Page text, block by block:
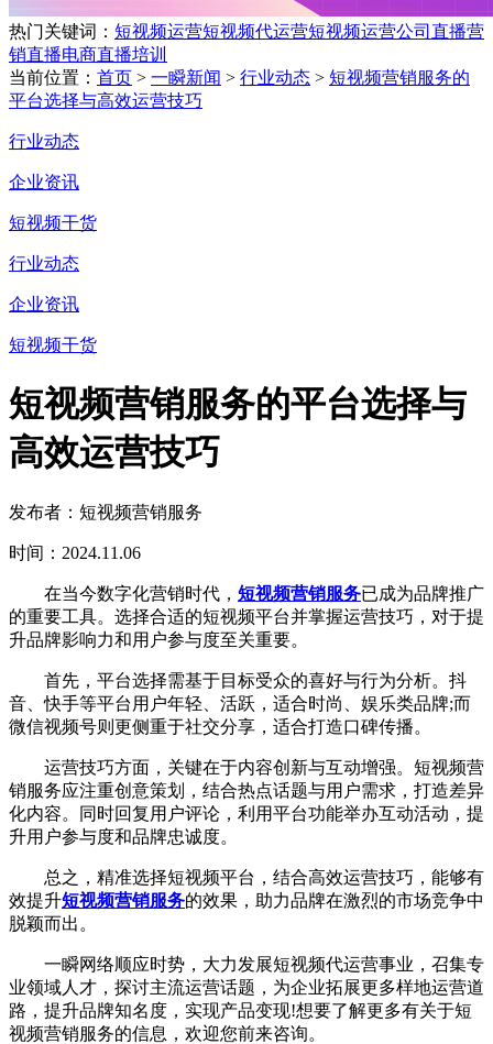
热门关键词： 短视频运营短视频代运营短视频运营公司 直播营
销直播电商直播培训
当前位置： 首页 > 一瞬新闻 > 行业动态 > 短视频营销服务的
平台选择与高效运营技巧
行业动态
企业资讯
短视频干货
行业动态
企业资讯
短视频干货
短视频营销服务的平台选择与
高效运营技巧
发布者：短视频营销服务
时间：2024.11.06
在当今数字化营销时代， 短视频营销服务已成为品牌推广
的重要工具。选择合适的短视频平台并掌握运营技巧，对于提
升品牌影响力和用户参与度至关重要。
首先，平台选择需基于目标受众的喜好与行为分析。抖
音、快手等平台用户年轻、活跃，适合时尚、娱乐类品牌;而
微信视频号则更侧重于社交分享，适合打造口碑传播。
运营技巧方面，关键在于内容创新与互动增强。短视频营
销服务应注重创意策划，结合热点话题与用户需求，打造差异
化内容。同时回复用户评论，利用平台功能举办互动活动，提
升用户参与度和品牌忠诚度。
总之，精准选择短视频平台，结合高效运营技巧，能够有
效提升短视频营销服务的效果，助力品牌在激烈的市场竞争中
脱颖而出。
一瞬网络顺应时势，大力发展短视频代运营事业，召集专
业领域人才，探讨主流运营话题，为企业拓展更多样地运营道
路，提升品牌知名度，实现产品变现!想要了解更多有关于短
视频营销服务的信息，欢迎您前来咨询。